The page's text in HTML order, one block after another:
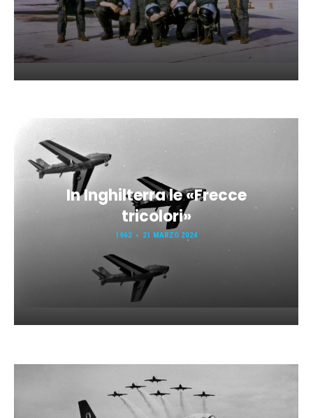
In Inghilterra le «Frecce
tricolori»
1962 21 MARZO 2024